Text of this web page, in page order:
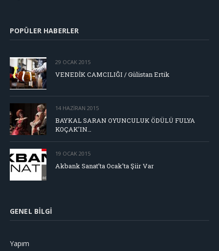
POPÜLER HABERLER
29 OCAK 2015
VENEDİK CAMCILIĞI / Gülistan Ertik
14 HAZIRAN 2015
BAYKAL SARAN OYUNCULUK ÖDÜLÜ FULYA
KOÇAK’IN…
19 OCAK 2015
Akbank Sanat’ta Ocak’ta Şiir Var
GENEL BILGI
Yapım